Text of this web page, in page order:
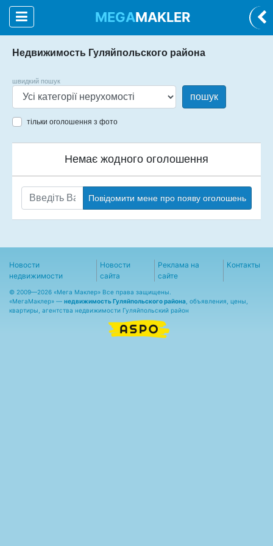
MEGAMAKLER
Недвижимость Гуляйпольского района
швидкий пошук
пошук
тільки оголошення з фото
Немає жодного оголошення
Повідомити мене про появу оголошень
Новости
недвижимости
Новости
сайта
Реклама на
сайте
Контакты
© 2009—2026 «Мега Маклер» Все права защищены.
«МегаМаклер» — недвижимость Гуляйпольского района , объявления, цены,
квартиры, агентства недвижимости Гуляйпольский район